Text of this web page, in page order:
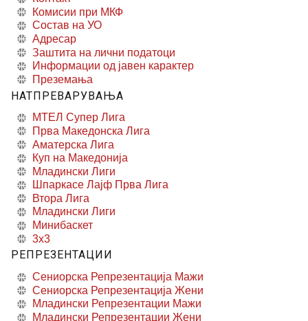
Комисии при МКФ
Состав на УО
Адресар
Заштита на лични податоци
Информации од јавен карактер
Преземања
НАТПРЕВАРУВАЊА
МТЕЛ Супер Лига
Прва Македонска Лига
Аматерска Лига
Куп на Македонија
Младински Лиги
Шпаркасе Лајф Прва Лига
Втора Лига
Младински Лиги
Минибаскет
3x3
РЕПРЕЗЕНТАЦИИ
Сениорска Репрезентација Мажи
Сениорска Репрезентација Жени
Младински Репрезентации Мажи
Младински Репрезентации Жени